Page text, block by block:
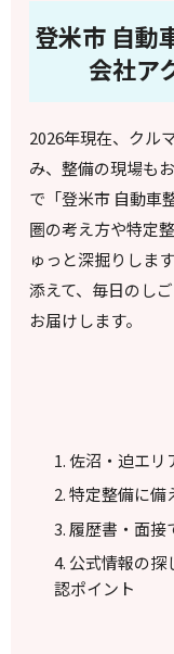
登米市 自動
会社ア
2026年現在、クル
み、整備の現場も
で「登米市 自動車
圏の考え方や特定
ゅっと深掘りしま
添えて、毎日のし
お届けします。
佐沼・迫エリ
特定整備に備
履歴書・面接
公式情報の探
認ポイント